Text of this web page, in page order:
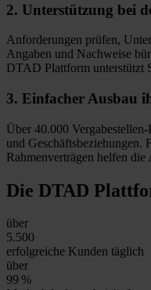
2. Unterstützung bei
Anforderungen prüfen,
Angaben und Nachweise
DTAD Plattform unterstützt
3. Einfacher Ausbau
Über 40.000
und Geschäftsbeziehungen.
Rahmenverträgen helfen
Die DTAD
über
5.500
erfolgreiche Kunden täglich
über
99 %